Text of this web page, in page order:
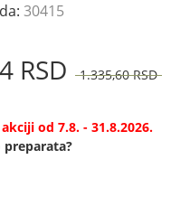
30415
RSD 1.335,60 RSD
od 7.8. - 31.8.2026.
preparata?